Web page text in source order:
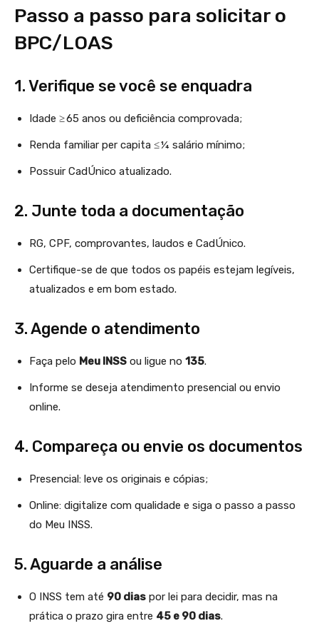
Passo a passo para solicitar o
BPC/LOAS
1. Verifique se você se enquadra
Idade ≥ 65 anos ou deficiência comprovada;
Renda familiar per capita ≤ ¼ salário mínimo;
Possuir CadÚnico atualizado.
2. Junte toda a documentação
RG, CPF, comprovantes, laudos e CadÚnico.
Certifique-se de que todos os papéis estejam legíveis,
atualizados e em bom estado.
3. Agende o atendimento
Faça pelo Meu INSS ou ligue no 135.
Informe se deseja atendimento presencial ou envio
online.
4. Compareça ou envie os documentos
Presencial: leve os originais e cópias;
Online: digitalize com qualidade e siga o passo a passo
do Meu INSS.
5. Aguarde a análise
O INSS tem até 90 dias por lei para decidir, mas na
prática o prazo gira entre 45 e 90 dias.